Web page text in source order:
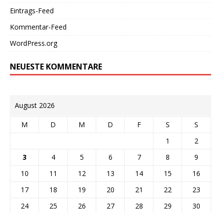
Eintrags-Feed
Kommentar-Feed
WordPress.org
NEUESTE KOMMENTARE
August 2026
M D M D F S
S
1
2
3
4 5 6 7 8
9
10
11 12 13 14 15
16
17
18 19 20 21 22
23
24
25 26 27 28 29
30